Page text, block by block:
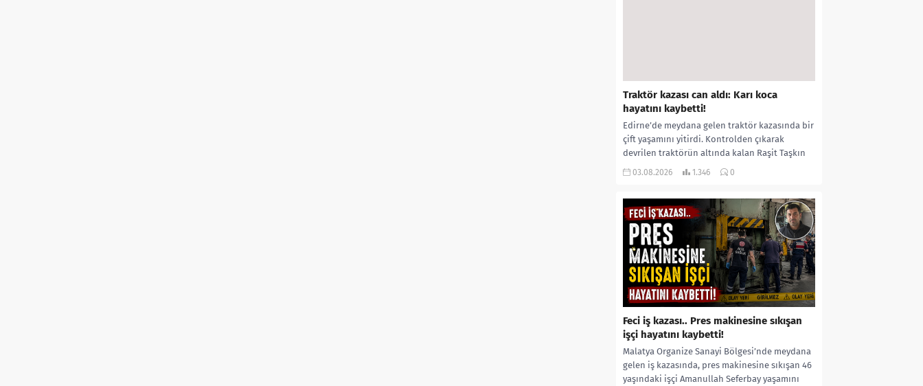
Traktör kazası can aldı: Karı koca
hayatını kaybetti!
Edirne’de meydana gelen traktör kazasında bir
çift yaşamını yitirdi. Kontrolden çıkarak
devrilen traktörün altında kalan Raşit Taşkın
ile eşi Fatma...
03.08.2026 1.346 0
Feci iş kazası.. Pres makinesine sıkışan
işçi hayatını kaybetti!
Malatya Organize Sanayi Bölgesi’nde meydana
gelen iş kazasında, pres makinesine sıkışan 46
yaşındaki işçi Amanullah Seferbay yaşamını